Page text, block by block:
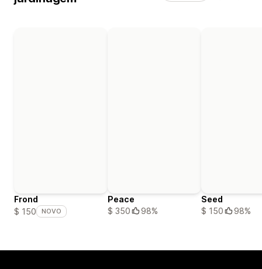
Frond
$ 150
NOVO
Peace
$ 350
98%
Seed
$ 150
98%